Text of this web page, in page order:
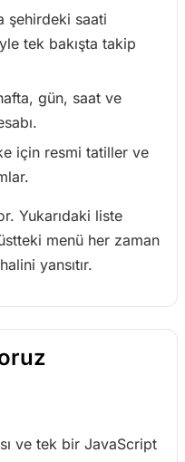
şehirdeki saati
tek bakışta takip
gün, saat ve
için resmi tatiller ve
Yukarıdaki liste
menü her zaman
yansıtır.
ve tek bir JavaScript